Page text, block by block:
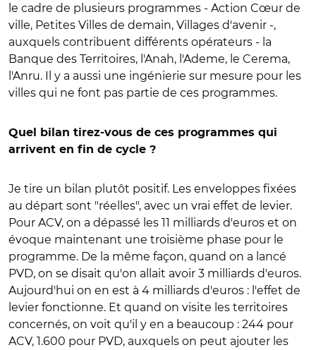
le cadre de plusieurs programmes - Action Cœur de
ville, Petites Villes de demain, Villages d'avenir -,
auxquels contribuent différents opérateurs - la
Banque des Territoires, l'Anah, l'Ademe, le Cerema,
l'Anru. Il y a aussi une ingénierie sur mesure pour les
villes qui ne font pas partie de ces programmes.
Quel bilan tirez-vous de ces programmes qui
arrivent en fin de cycle ?
Je tire un bilan plutôt positif. Les enveloppes fixées
au départ sont "réelles", avec un vrai effet de levier.
Pour ACV, on a dépassé les 11 milliards d'euros et on
évoque maintenant une troisième phase pour le
programme. De la même façon, quand on a lancé
PVD, on se disait qu'on allait avoir 3 milliards d'euros.
Aujourd'hui on en est à 4 milliards d'euros : l'effet de
levier fonctionne. Et quand on visite les territoires
concernés, on voit qu'il y en a beaucoup : 244 pour
ACV, 1.600 pour PVD, auxquels on peut ajouter les